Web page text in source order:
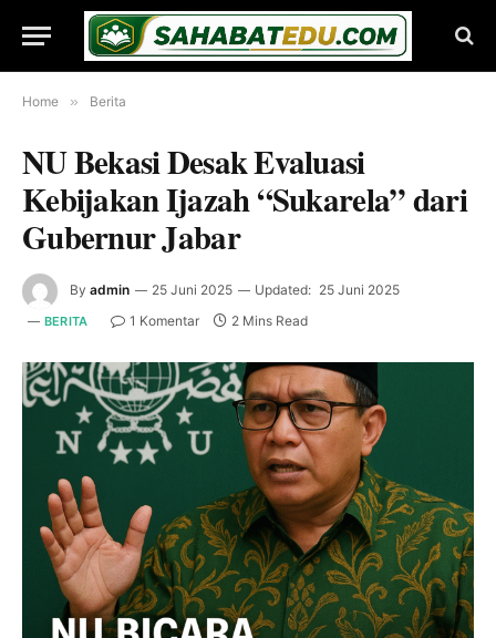
Home » Berita
NU Bekasi Desak Evaluasi
Kebijakan Ijazah “Sukarela” dari
Gubernur Jabar
By admin 25 Juni 2025 Updated: 25 Juni 2025
BERITA 1 Komentar 2 Mins Read